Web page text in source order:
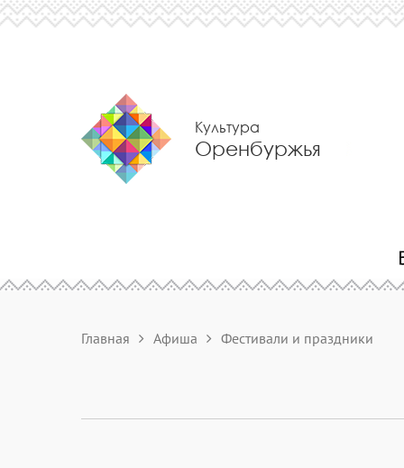
Культура
Оренбуржья
Главная Афиша Фестивали и праздники